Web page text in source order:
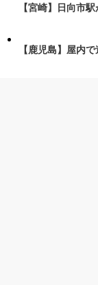
【宮崎】日向市
【鹿児島】屋内